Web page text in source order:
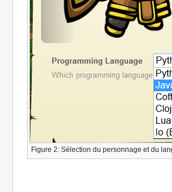
Figure 2: Sélection du personnage et du